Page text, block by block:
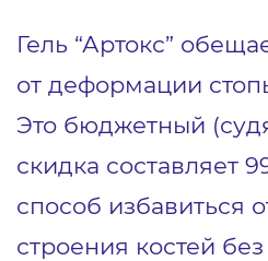
Гель “Артокс”
от деформации
Это бюджетный
скидка составляет
способ избавиться
строения костей